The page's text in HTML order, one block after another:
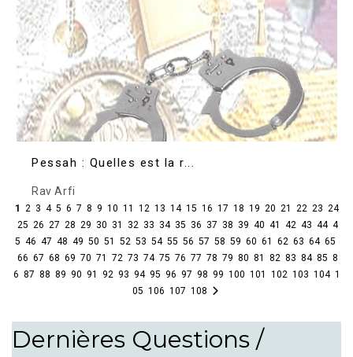
Pessah : Quelles est la r...
Rav Arfi
1 2 3 4 5 6 7 8 9 10 11 12 13 14 15 16 17 18 19 20 21 22 23 24
25 26 27 28 29 30 31 32 33 34 35 36 37 38 39 40 41 42 43 44 4
5 46 47 48 49 50 51 52 53 54 55 56 57 58 59 60 61 62 63 64 65
66 67 68 69 70 71 72 73 74 75 76 77 78 79 80 81 82 83 84 85 8
6 87 88 89 90 91 92 93 94 95 96 97 98 99 100 101 102 103 104 1
05 106 107 108
Dernières Questions /